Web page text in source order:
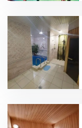
Вместимость
до 10 человек
от 20 человек
Массаж